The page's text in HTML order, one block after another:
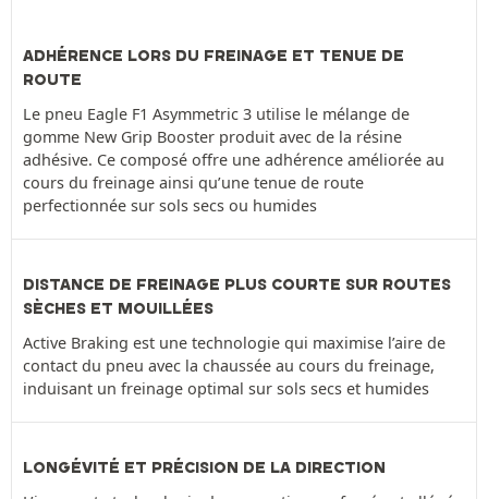
ADHÉRENCE LORS DU FREINAGE ET TENUE DE
ROUTE
Le pneu Eagle F1 Asymmetric 3 utilise le mélange de
gomme New Grip Booster produit avec de la résine
adhésive. Ce composé offre une adhérence améliorée au
cours du freinage ainsi qu’une tenue de route
perfectionnée sur sols secs ou humides
DISTANCE DE FREINAGE PLUS COURTE SUR ROUTES
SÈCHES ET MOUILLÉES
Active Braking est une technologie qui maximise l’aire de
contact du pneu avec la chaussée au cours du freinage,
induisant un freinage optimal sur sols secs et humides
LONGÉVITÉ ET PRÉCISION DE LA DIRECTION